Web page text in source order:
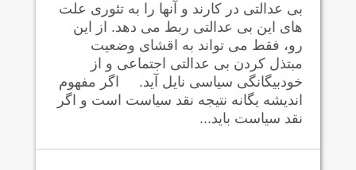
بی عدالتی در کارند و آنها را به تئوری علت
های این بی عدالتی ربط می دهد. از این
رو، فقط می تواند به اقشای وضعیت
مبتذل کردن بی عدالتی اجتماعی و از
خودبیگانگی سیاسی نایل آید. اگر مفهوم
انديشه یگانه نتیجه نقد سیاست است و اگر
نقد سیاست باید...